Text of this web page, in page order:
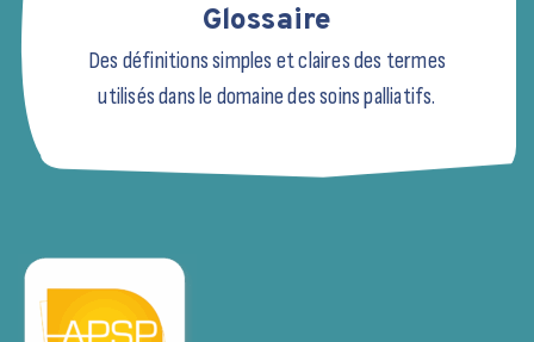
Glossaire
Des définitions simples et claires des termes
utilisés dans le domaine des soins palliatifs.